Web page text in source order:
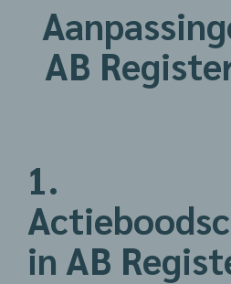
AB
1.
in AB